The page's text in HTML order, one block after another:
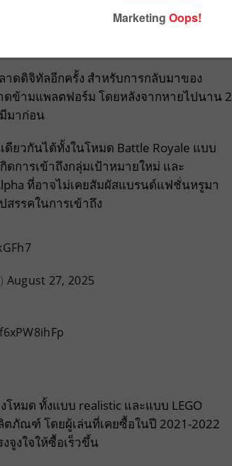
ดดิจิทัลอีกครั้ง สำหรับการกลับมาของ
ดข้ามแพลตฟอร์ม โดยหลังจากหายไปนาน 2
มาก่อน
ดียวกันได้ทั้งในโหมด Battle Royale แบบ
การเข้าถึงกลุ่มเป้าหมายใหม่ และ
ที่อาจไม่เคยสัมผัสแบรนด์แฟชั่นหรูมา
รรคในการเข้าถึง
August 27, 2025
หมด ทั้งแบบ realistic และแบบ LEGO
ตภัณฑ์ โดยผู้เล่นที่เคยซื้อในปี 2021-2022
จูงใจให้ซื้อเร็วขึ้น